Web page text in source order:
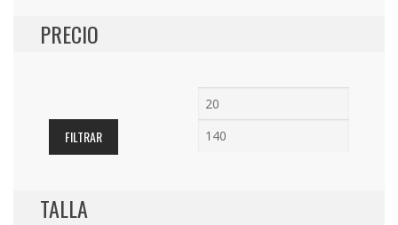
PRECIO
FILTRAR
TALLA